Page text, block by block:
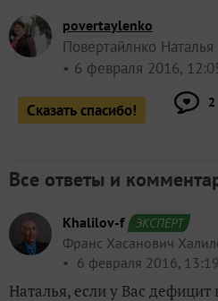
povertaylenko
Повертайлнко Наталья
6 февраля 2016,
Сказать спасибо! 2
Все ответы и
Khalilov-f ЭКСПЕРТ
Франс Хасанович
6 февраля 2016, 13:19
Наталья, если у Вас дефицит